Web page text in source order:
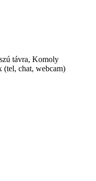
távra, Komoly
(tel, chat, webcam)